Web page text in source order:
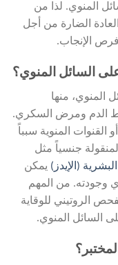
المنوي. لذا من
الضارة من أجل
الإنجاب.
السائل المنوي؟
المنوي، منها
الدم ومرض السكري.
القنوات المنوية سبباً
جنسياً مثل
(الإيدز) يمكن
وجودته. من المهم
الروتيني للوقاية
السائل المنوي.